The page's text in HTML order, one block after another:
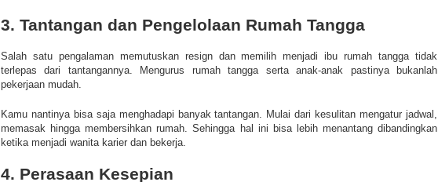
3. Tantangan dan Pengelolaan Rumah Tangga
Salah satu pengalaman memutuskan resign dan memilih menjadi ibu rumah tangga tidak
terlepas dari tantangannya. Mengurus rumah tangga serta anak-anak pastinya bukanlah
pekerjaan mudah.
Kamu nantinya bisa saja menghadapi banyak tantangan. Mulai dari kesulitan mengatur jadwal,
memasak hingga membersihkan rumah. Sehingga hal ini bisa lebih menantang dibandingkan
ketika menjadi wanita karier dan bekerja.
4. Perasaan Kesepian